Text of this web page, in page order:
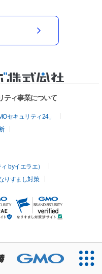
ティ事業について
セキュリティ24」
byイエラエ）
りすまし対策